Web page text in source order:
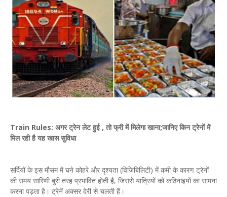
Train Rules: अगर ट्रेन लेट हुई , तो फ्री में मिलेगा खाना;जानिए किन ट्रेनों में
मिल रही है यह खास सुविधा
सर्दियों के इस मौसम में घने कोहरे और दृश्यता (विजिबिलिटी) में कमी के कारण ट्रेनों
की समय सारिणी बुरी तरह प्रभावित होती है, जिससे यात्रियों को कठिनाइयों का सामना
करना पड़ता है। ट्रेनें अक्सर देरी से चलती हैं।